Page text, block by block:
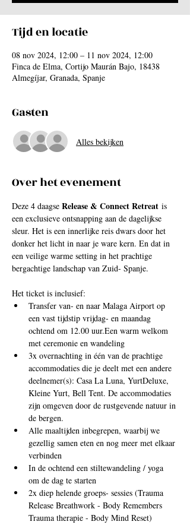
Tijd en locatie
08 nov 2024, 12:00 – 11 nov 2024, 12:00
Finca de Elma, Cortijo Maurán Bajo, 18438
Almegíjar, Granada, Spanje
Gasten
Alles bekijken
Over het evenement
Deze 4 daagse Release & Connect Retreat is
een exclusieve ontsnapping aan de dagelijkse
sleur. Het is een innerlijke reis dwars door het
donker het licht in naar je ware kern. En dat in
een veilige warme setting in het prachtige
bergachtige landschap van Zuid- Spanje.
Het ticket is inclusief:
Transfer van- en naar Malaga Airport op
een vast tijdstip vrijdag- en maandag
ochtend om 12.00 uur.Een warm welkom
met ceremonie en wandeling
3x overnachting in één van de prachtige
accommodaties die je deelt met een andere
deelnemer(s): Casa La Luna, YurtDeluxe,
Kleine Yurt, Bell Tent. De accommodaties
zijn omgeven door de rustgevende natuur in
de bergen.
Alle maaltijden inbegrepen, waarbij we
gezellig samen eten en nog meer met elkaar
verbinden
In de ochtend een stiltewandeling / yoga
om de dag te starten
2x diep helende groeps- sessies (Trauma
Release Breathwork - Body Remembers
Trauma therapie - Body Mind Reset)